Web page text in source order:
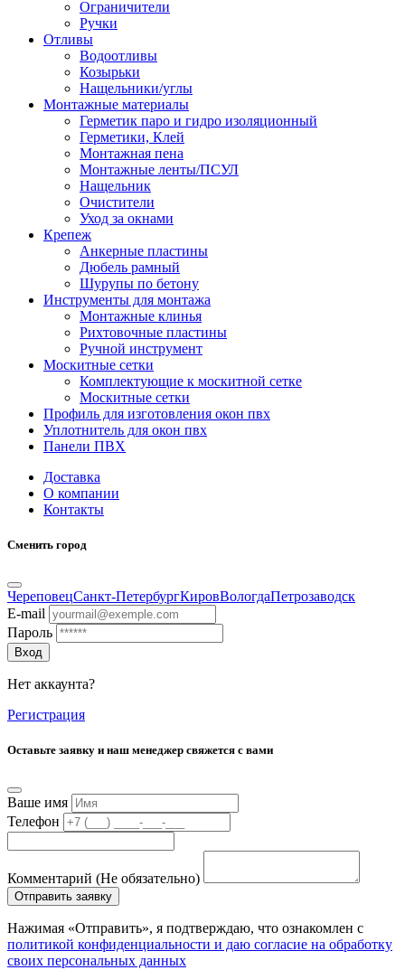
Ограничители
Ручки
Отливы
Водоотливы
Козырьки
Нащельники/углы
Монтажные материалы
Герметик паро и гидро изоляционный
Герметики, Клей
Монтажная пена
Монтажные ленты/ПСУЛ
Нащельник
Очистители
Уход за окнами
Крепеж
Анкерные пластины
Дюбель рамный
Шурупы по бетону
Инструменты для монтажа
Монтажные клинья
Рихтовочные пластины
Ручной инструмент
Москитные сетки
Комплектующие к москитной сетке
Москитные сетки
Профиль для изготовления окон пвх
Уплотнитель для окон пвх
Панели ПВХ
Доставка
О компании
Контакты
Сменить город
ЧереповецСанкт-ПетербургКировВологдаПетрозаводск
E-mail
Пароль
Вход
Нет аккаунта?
Регистрация
Оставьте заявку и наш менеджер свяжется с вами
Ваше имя
Телефон
Комментарий (Не обязательно)
Отправить заявку
Нажимая «Отправить», я подтверждаю, что ознакомлен с
политикой конфиденциальности и даю согласие на обработку
своих персональных данных